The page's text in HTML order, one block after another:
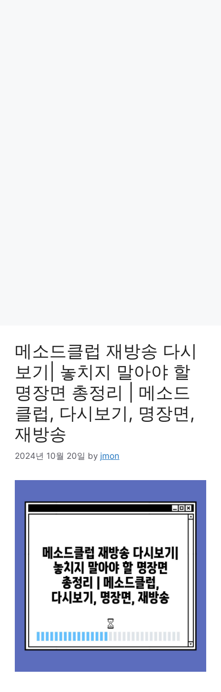
메소드클럽 재방송 다시
보기| 놓치지 말아야 할
명장면 총정리 | 메소드
클럽, 다시보기, 명장면,
재방송
2024년 10월 20일 by jmon